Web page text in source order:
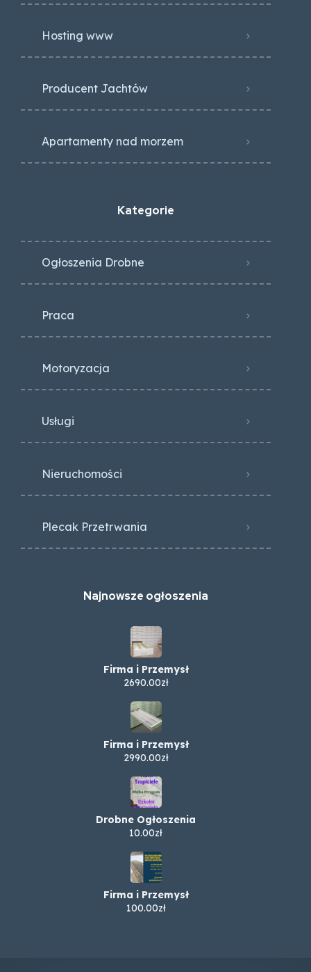
Hosting www
Producent Jachtów
Apartamenty nad morzem
Kategorie
Ogłoszenia Drobne
Praca
Motoryzacja
Usługi
Nieruchomości
Plecak Przetrwania
Najnowsze ogłoszenia
Firma i Przemysł
2690.00zł
Firma i Przemysł
2990.00zł
Drobne Ogłoszenia
10.00zł
Firma i Przemysł
100.00zł